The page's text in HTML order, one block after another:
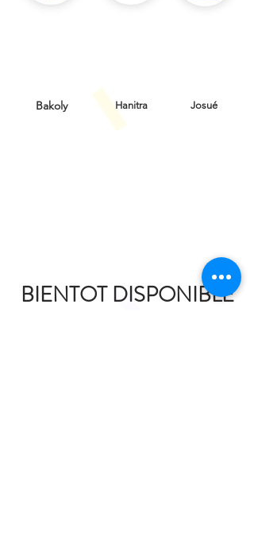
Bakoly Hanitra Josué
BIENTOT DISPONIBLE